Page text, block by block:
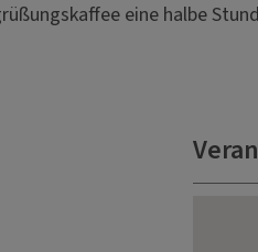
eine halbe